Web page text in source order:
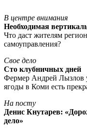
В центре внимания
Необходимая
Что даст жителям
самоуправления?
Свое дело
Сто клубничных дней
Фермер Андрей Лызлов
ягоды в Коми есть
На посту
Денис Кнутарев:
дело»